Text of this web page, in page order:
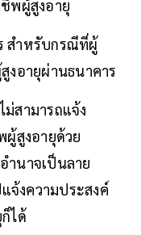
พผู้สูงอายุ
สำหรับกรณีที่ผู้
งอายุผ่านธนาคาร
สามารถแจ้ง
ผู้สูงอายุด้วย
ำนาจเป็นลาย
งความประสงค์
ได้